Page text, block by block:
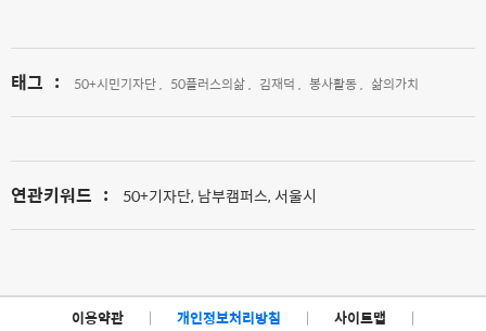
태그 : 50+시민기자단 , 50플러스의삶 , 김재덕 , 봉사활동 , 삶의가치
연관키워드 : 50+기자단, 남부캠퍼스, 서울시
이용약관 | 개인정보처리방침 | 사이트맵
|